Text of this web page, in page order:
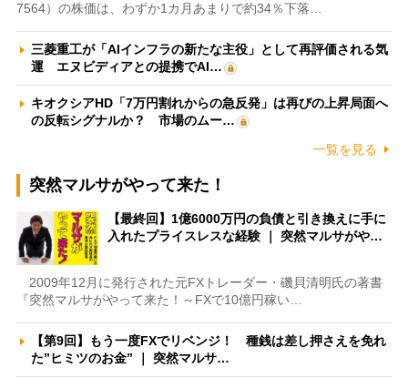
7564）の株価は、わずか1カ月あまりで約34％下落…
三菱重工が「AIインフラの新たな主役」として再評価される気
運 エヌビディアとの提携でAI…
キオクシアHD「7万円割れからの急反発」は再びの上昇局面へ
の反転シグナルか？ 市場のムー…
一覧を見る
突然マルサがやって来た！
【最終回】1億6000万円の負債と引き換えに手に
入れたプライスレスな経験 ｜ 突然マルサがや…
2009年12月に発行された元FXトレーダー・磯貝清明氏の著書
『突然マルサがやって来た！～FXで10億円稼い…
【第9回】もう一度FXでリベンジ！ 種銭は差し押さえを免れ
た”ヒミツのお金” ｜ 突然マルサ…